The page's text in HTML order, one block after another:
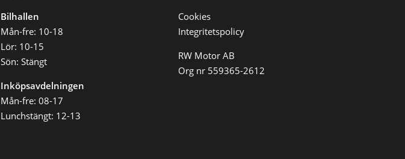
Bilhallen
Mån-fre: 10-18
Lör: 10-15
Sön: Stängt
Inköpsavdelningen
Mån-fre: 08-17
Lunchstängt: 12-13
Cookies
Integritetspolicy
RW Motor AB
Org nr 559365-2612